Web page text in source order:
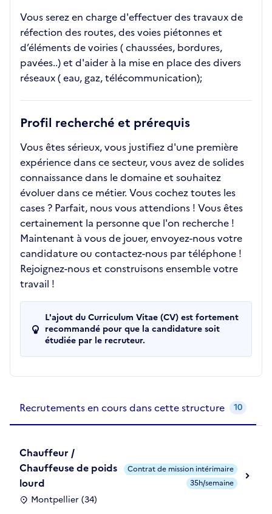
Vous serez en charge d'effectuer des travaux de
réfection des routes, des voies piétonnes et
d’éléments de voiries ( chaussées, bordures,
pavées..) et d'aider à la mise en place des divers
réseaux ( eau, gaz, télécommunication);
Profil recherché et prérequis
Vous êtes sérieux, vous justifiez d'une première
expérience dans ce secteur, vous avez de solides
connaissance dans le domaine et souhaitez
évoluer dans ce métier. Vous cochez toutes les
cases ? Parfait, nous vous attendions ! Vous êtes
certainement la personne que l'on recherche !
Maintenant à vous de jouer, envoyez-nous votre
candidature ou contactez-nous par téléphone !
Rejoignez-nous et construisons ensemble votre
travail !
L'ajout du Curriculum Vitae (CV) est fortement
recommandé pour que la candidature soit
étudiée par le recruteur.
Recrutements en cours dans cette structure 10
Chauffeur /
Chauffeuse de poids
lourd
Montpellier (34)
Contrat de mission intérimaire
35h/semaine